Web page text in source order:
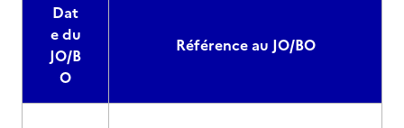
Dat
e du
JO/B
O
Référence au JO/BO